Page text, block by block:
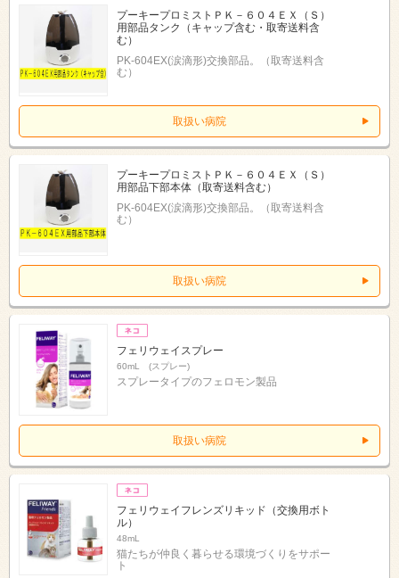
プーキープロミストＰＫ－６０４ＥＸ（Ｓ）
用部品タンク（キャップ含む・取寄送料含
む）
PK-604EX(涙滴形)交換部品。（取寄送料含
む）
取扱い病院
プーキープロミストＰＫ－６０４ＥＸ（Ｓ）
用部品下部本体（取寄送料含む）
PK-604EX(涙滴形)交換部品。（取寄送料含
む）
取扱い病院
フェリウェイスプレー
60mL (スプレー)
スプレータイプのフェロモン製品
取扱い病院
フェリウェイフレンズリキッド（交換用ボト
ル）
48mL
猫たちが仲良く暮らせる環境づくりをサポー
ト